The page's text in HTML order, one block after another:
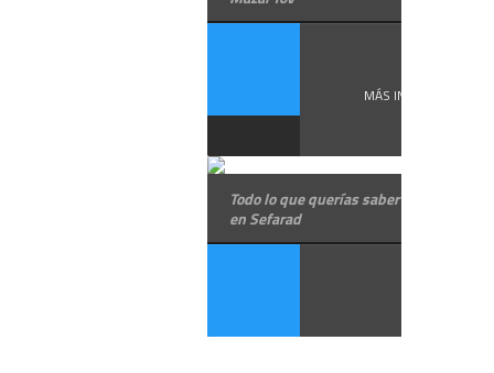
MÁS INFORMACIÓN
Todo lo que querías saber sobre los
en Sefarad